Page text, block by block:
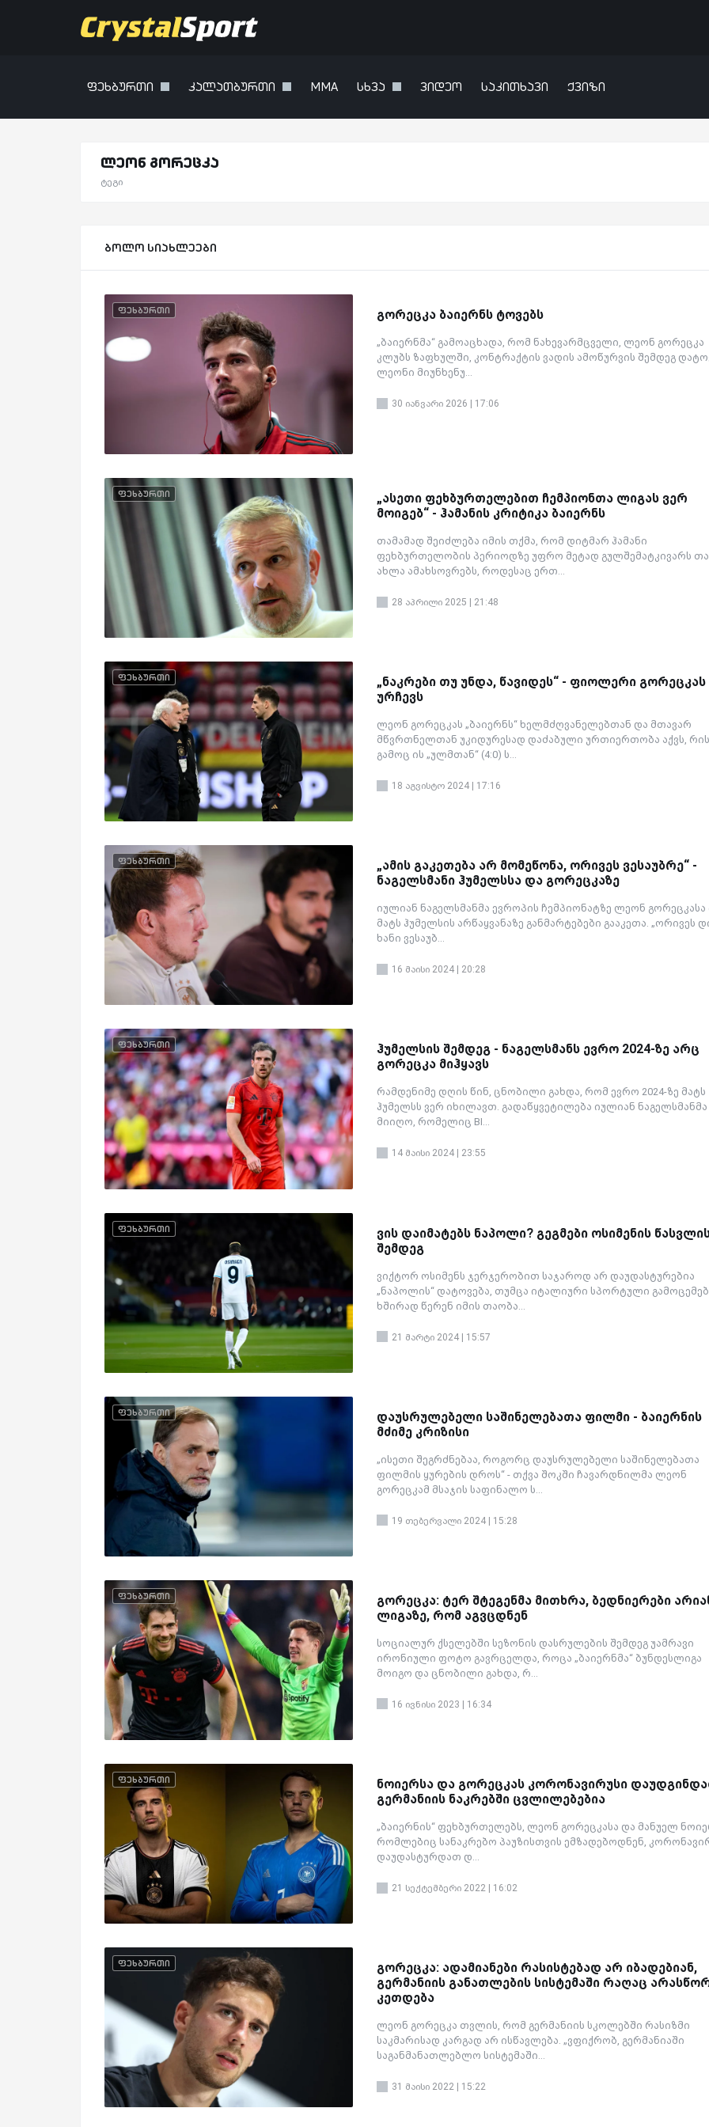
ფეხბურთი კალათბურთი MMA სხვა ვიდეო საკითხავი ქვიზი
ლეონ გორეცკა
ტეგი
ბოლო სიახლეები
ფეხბურთი გორეცკა ბაიერნს ტოვებს
„ბაიერნმა“ გამოაცხადა, რომ ნახევარმცველი, ლეონ გორეცკა
კლუბს ზაფხულში, კონტრაქტის ვადის ამოწურვის შემდეგ
ლეონი მიუნხენუ...
30 იანვარი 2026 | 17:06
ფეხბურთი
„ასეთი ფეხბურთელებით ჩემპიონთა ლიგას ვერ
მოიგებ“ - ჰამანის კრიტიკა ბაიერნს
თამამად შეიძლება იმის თქმა, რომ დიტმარ ჰამანი
ფეხბურთელობის პერიოდზე უფრო მეტად გულშემატკივარს
ახლა ამახსოვრებს, როდესაც ერთ...
28 აპრილი 2025 | 21:48
ფეხბურთი
„ნაკრები თუ უნდა, წავიდეს“ - ფიოლერი გორეცკას
ურჩევს
ლეონ გორეცკას „ბაიერნს“ ხელმძღვანელებთან და მთავარ
მწვრთნელთან უკიდურესად დაძაბული ურთიერთობა აქვს, რის
გამოც ის „ულმთან“ (4:0) ს...
18 აგვისტო 2024 | 17:16
ფეხბურთი
„ამის გაკეთება არ მომეწონა, ორივეს ვესაუბრე“ -
ნაგელსმანი ჰუმელსსა და გორეცკაზე
იულიან ნაგელსმანმა ევროპის ჩემპიონატზე ლეონ გორეცკასა
მატს ჰუმელსის არწაყვანაზე განმარტებები გააკეთა. „ორივეს
ხანი ვესაუბ...
16 მაისი 2024 | 20:28
ფეხბურთი
ჰუმელსის შემდეგ - ნაგელსმანს ევრო 2024-ზე არც
გორეცკა მიჰყავს
რამდენიმე დღის წინ, ცნობილი გახდა, რომ ევრო 2024-ზე მატს
ჰუმელსს ვერ იხილავთ. გადაწყვეტილება იულიან ნაგელსმანმა
მიიღო, რომელიც BI...
14 მაისი 2024 | 23:55
ფეხბურთი
ვის დაიმატებს ნაპოლი? გეგმები ოსიმენის
შემდეგ
ვიქტორ ოსიმენს ჯერჯერობით საჯაროდ არ დაუდასტურებია
„ნაპოლის“ დატოვება, თუმცა იტალიური სპორტული
ხშირად წერენ იმის თაობა...
21 მარტი 2024 | 15:57
ფეხბურთი
დაუსრულებელი საშინელებათა ფილმი - ბაიერნის
მძიმე კრიზისი
„ისეთი შეგრძნებაა, როგორც დაუსრულებელი საშინელებათა
ფილმის ყურების დროს“ - თქვა შოკში ჩავარდნილმა ლეონ
გორეცკამ მსაჯის საფინალო ს...
19 თებერვალი 2024 | 15:28
ფეხბურთი
გორეცკა: ტერ შტეგენმა მითხრა, ბედნიერები
ლიგაზე, რომ აგვცდნენ
სოციალურ ქსელებში სეზონის დასრულების შემდეგ უამრავი
ირონიული ფოტო გავრცელდა, როცა „ბაიერნმა“ ბუნდესლიგა
მოიგო და ცნობილი გახდა, რ...
16 ივნისი 2023 | 16:34
ფეხბურთი
ნოიერსა და გორეცკას კორონავირუსი
გერმანიის ნაკრებში ცვლილებებია
„ბაიერნის“ ფეხბურთელებს, ლეონ გორეცკასა და მანუელ
რომლებიც სანაკრებო პაუზისთვის ემზადებოდნენ,
დაუდასტურდათ დ...
21 სექტემბერი 2022 | 16:02
ფეხბურთი
გორეცკა: ადამიანები რასისტებად არ იბადებიან,
გერმანიის განათლების სისტემაში რაღაც
კეთდება
ლეონ გორეცკა თვლის, რომ გერმანიის სკოლებში რასიზმი
საკმარისად კარგად არ ისწავლება. „ვფიქრობ, გერმანიაში
საგანმანათლებლო სისტემაში...
31 მაისი 2022 | 15:22